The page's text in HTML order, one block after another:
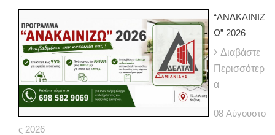
“ΑΝΑΚΑΙΝΙΖ
Ω” 2026
Διαβάστε
Περισσότερ
α
08 Αύγουστο
ς 2026